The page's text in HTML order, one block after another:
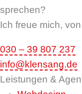
sprechen?
Ich freue mich,
030 – 39 807 237
info@klensang.de
Leistungen &